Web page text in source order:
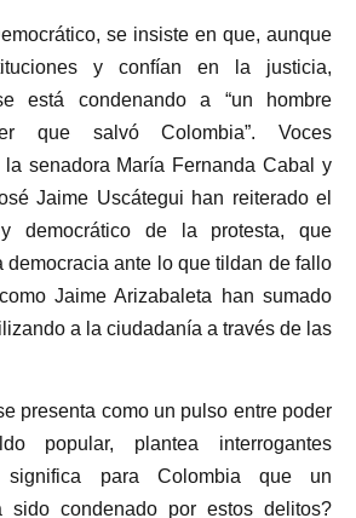
se insiste en que, aunque
y confían en la justicia,
está condenando a “un hombre
que salvó Colombia”. Voces
la senadora María Fernanda Cabal y
Jaime Uscátegui han reiterado el
democrático de la protesta, que
democracia ante lo que tildan de fallo
Jaime Arizabaleta han sumado
a la ciudadanía a través de las
presenta como un pulso entre poder
popular, plantea interrogantes
significa para Colombia que un
sido condenado por estos delitos?